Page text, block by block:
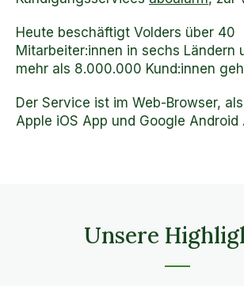
Heute beschäftigt Volders über 40
Mitarbeiter:innen in sechs Ländern
mehr als 8.000.000 Kund:innen
Der Service ist im Web-Browser,
Apple iOS App und Google Android
Unsere